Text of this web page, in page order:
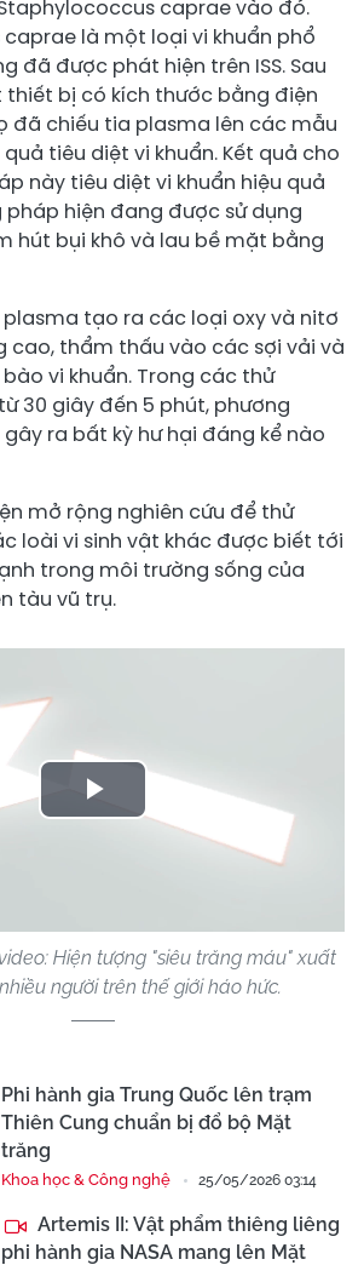
caprae vào đó.
là một loại vi khuẩn phổ
đã được phát hiện trên ISS. Sau
thiết bị có kích thước bằng điện
đã chiếu tia plasma lên các mẫu
tiêu diệt vi khuẩn. Kết quả cho
này tiêu diệt vi khuẩn hiệu quả
hiện đang được sử dụng
hút bụi khô và lau bề mặt bằng
plasma tạo ra các loại oxy và nitơ
cao, thẩm thấu vào các sợi vải và
vi khuẩn. Trong các thử
30 giây đến 5 phút, phương
ra bất kỳ hư hại đáng kể nào
mở rộng nghiên cứu để thử
loài vi sinh vật khác được biết tới
trong môi trường sống của
tàu vũ trụ.
Play
Hiện tượng "siêu trăng máu" xuất
người trên thế giới háo hức.
Phi hành gia Trung Quốc lên trạm
Thiên Cung chuẩn bị đổ bộ Mặt
trăng
Khoa học & Công nghệ 25/05/2026 03:14
Artemis II: Vật phẩm thiêng liêng
phi hành gia NASA mang lên Mặt